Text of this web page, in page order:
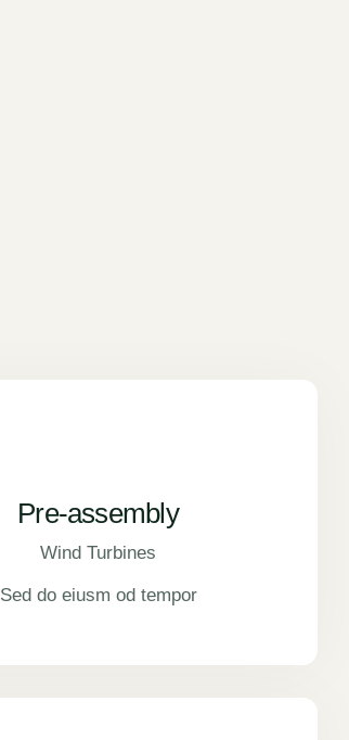
Pre-assembly
Wind Turbines
Sed do eiusm od tempor